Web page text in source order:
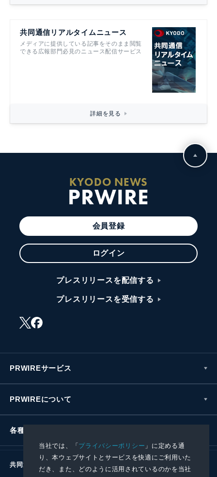
当社では、「プライバシーポリシー 」に定める通
り、本ウェブサイトとサービスを快適にご利用いた
だき、また、どのように活用されているのかを当社
共同通信リアルタイムニュース
メディアに提供している記事をそのまま閲覧
できる広報部門必見のニュース配信サービス
詳細を見る
KYODO NEWS
PRWIRE
会員登録
ログイン
プレスリリースを配信する
プレスリリースを受信する
PRWIREサービス
PRWIREについて
各種お問い合わせ
共同通信社グループ